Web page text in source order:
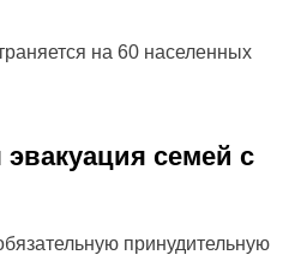
на 60 населенных
семей с
принудительную